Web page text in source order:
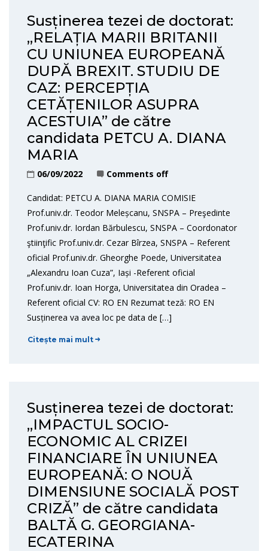
Susținerea tezei de doctorat:
„RELAȚIA MARII BRITANII
CU UNIUNEA EUROPEANĂ
DUPĂ BREXIT. STUDIU DE
CAZ: PERCEPȚIA
CETĂȚENILOR ASUPRA
ACESTUIA” de către
candidata PETCU A. DIANA
MARIA
06/09/2022 Comments off
Candidat: PETCU A. DIANA MARIA COMISIE
Prof.univ.dr. Teodor Meleșcanu, SNSPA – Preşedinte
Prof.univ.dr. Iordan Bărbulescu, SNSPA – Coordonator
ştiinţific Prof.univ.dr. Cezar Bîrzea, SNSPA – Referent
oficial Prof.univ.dr. Gheorghe Poede, Universitatea
„Alexandru Ioan Cuza”, Iași -Referent oficial
Prof.univ.dr. Ioan Horga, Universitatea din Oradea –
Referent oficial CV: RO EN Rezumat teză: RO EN
Susținerea va avea loc pe data de […]
Citește mai mult
Susținerea tezei de doctorat:
„IMPACTUL SOCIO-
ECONOMIC AL CRIZEI
FINANCIARE ÎN UNIUNEA
EUROPEANĂ: O NOUĂ
DIMENSIUNE SOCIALĂ POST
CRIZĂ” de către candidata
BALTĂ G. GEORGIANA-
ECATERINA